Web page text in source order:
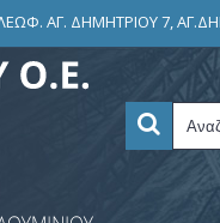
ΑΓ. ΔΗΜΗΤΡΙΟΥ 7,